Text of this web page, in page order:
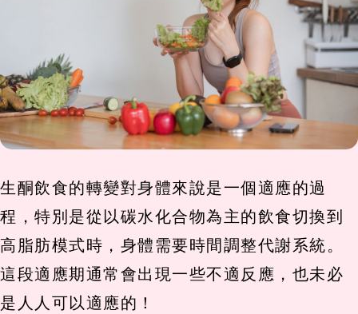
生酮飲食的轉變對身體來說是一個適應的過
程，特別是從以碳水化合物為主的飲食切換到
高脂肪模式時，身體需要時間調整代謝系統。
這段適應期通常會出現一些不適反應，也未必
是人人可以適應的！